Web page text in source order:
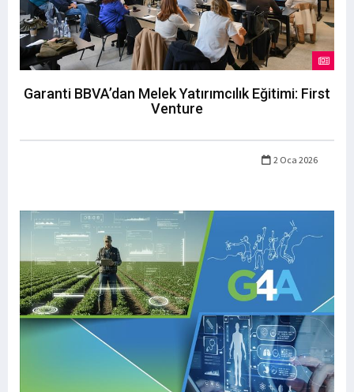
Garanti BBVA’dan Melek Yatırımcılık Eğitimi: First
Venture
2 Oca 2026